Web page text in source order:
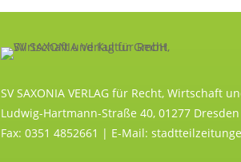
SV SAXONIA VERLAG für Recht, Wirtschaft
Ludwig-Hartmann-Straße 40, 01277
Fax: 0351 4852661 | E-Mail: